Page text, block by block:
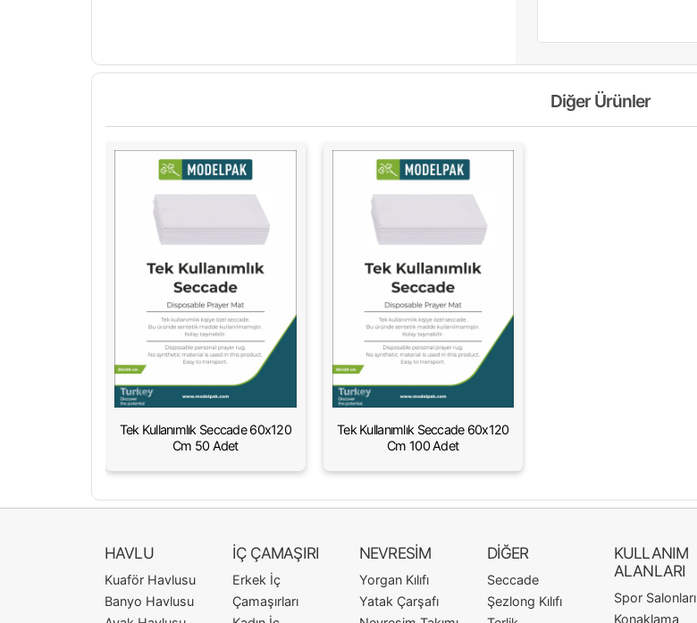
Diğer Ürünler
Tek Kullanımlık Seccade 60x120
Cm 50 Adet
Tek Kullanımlık Seccade 60x120
Cm 100 Adet
HAVLU
Kuaför Havlusu
Banyo Havlusu
İÇ ÇAMAŞIRI
Erkek İç
Çamaşırları
NEVRESİM
Yorgan Kılıfı
Yatak Çarşafı
DİĞER
Seccade
Şezlong Kılıfı
KULLANIM
ALANLARI
Spor Salonları
Konaklama